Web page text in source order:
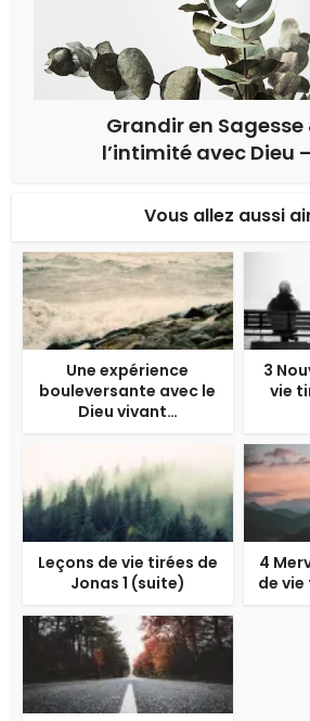
Grandir en
l’intimité avec Dieu
Vous allez aussi
Une expérience
bouleversante avec le
Dieu vivant…
3
vie
Leçons de vie tirées de
Jonas 1 (suite)
4
de vie